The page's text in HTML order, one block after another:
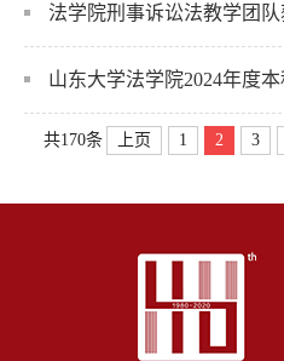
法学院刑事诉讼法教学团队获评山东大学
山东大学法学院2024年度本科生研究
共170条 上页 1 2 3